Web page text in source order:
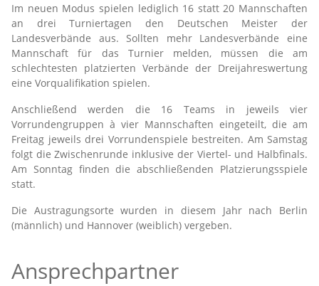
Im neuen Modus spielen lediglich 16 statt 20 Mannschaften
an drei Turniertagen den Deutschen Meister der
Landesverbände aus. Sollten mehr Landesverbände eine
Mannschaft für das Turnier melden, müssen die am
schlechtesten platzierten Verbände der Dreijahreswertung
eine Vorqualifikation spielen.
Anschließend werden die 16 Teams in jeweils vier
Vorrundengruppen à vier Mannschaften eingeteilt, die am
Freitag jeweils drei Vorrundenspiele bestreiten. Am Samstag
folgt die Zwischenrunde inklusive der Viertel- und Halbfinals.
Am Sonntag finden die abschließenden Platzierungsspiele
statt.
Die Austragungsorte wurden in diesem Jahr nach Berlin
(männlich) und Hannover (weiblich) vergeben.
Ansprechpartner